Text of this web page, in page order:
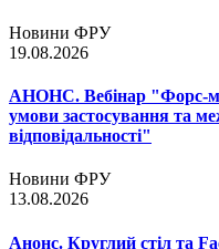
Новини ФРУ
19.08.2026
АНОНС. Вебінар "Форс-
умови застосування та
відповідальності"
Новини ФРУ
13.08.2026
Анонс. Круглий стіл та